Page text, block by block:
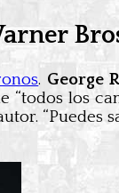
. George
“todos los
“Puedes